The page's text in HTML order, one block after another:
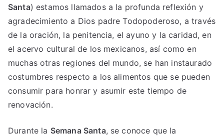
Santa) estamos llamados a la profunda reflexión y
agradecimiento a Dios padre Todopoderoso, a través
de la oración, la penitencia, el ayuno y la caridad, en
el acervo cultural de los mexicanos, así como en
muchas otras regiones del mundo, se han instaurado
costumbres respecto a los alimentos que se pueden
consumir para honrar y asumir este tiempo de
renovación.
Durante la Semana Santa, se conoce que la